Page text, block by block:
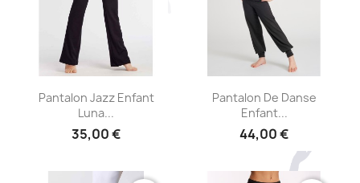
Aperçu rapide
Pantalon Jazz Enfant
Luna...
35,00 €
Aperçu rapide
Pantalon De Danse
Enfant...
44,00 €